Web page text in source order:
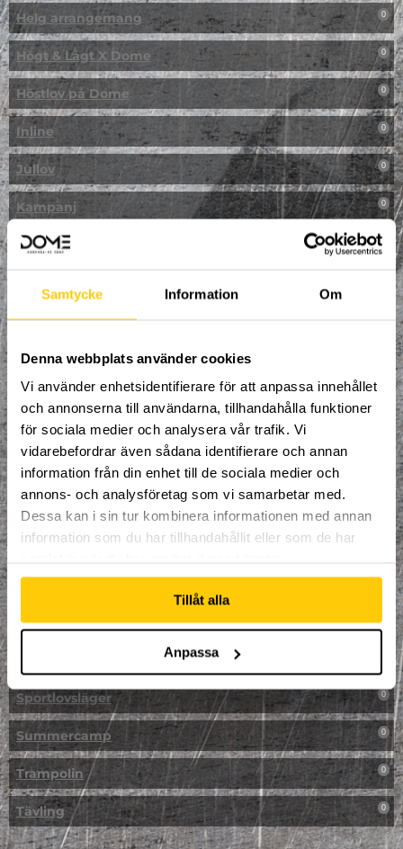
Samtycke Information Om
Denna webbplats använder cookies
Vi använder enhetsidentifierare för att anpassa innehållet
och annonserna till användarna, tillhandahålla funktioner
för sociala medier och analysera vår trafik. Vi
vidarebefordrar även sådana identifierare och annan
information från din enhet till de sociala medier och
annons- och analysföretag som vi samarbetar med.
Dessa kan i sin tur kombinera informationen med annan
information som du har tillhandahållit eller som de har
Tillåt alla
Anpassa
Helg arrangemang 0
Högt & Lågt X Dome 0
Höstlov på Dome 0
Inline 0
Jullov 0
Kampanj 0
Kickbike 0
Klättring
LAN
Multisport
Mässa
NPF-Träning
Parkour
Påsk på Dome
Påsklovsläger 0
Skateboard 0
Sportlovsläger 0
Summercamp 0
Trampolin 0
Tävling 0